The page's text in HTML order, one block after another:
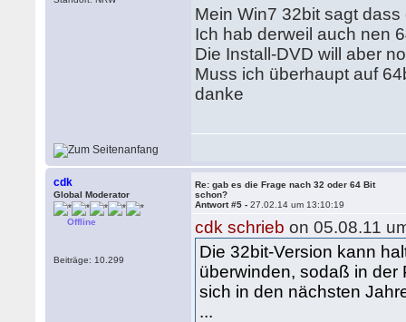
Mein Win7 32bit sagt dass
Ich hab derweil auch nen
Die Install-DVD will aber
Muss ich überhaupt auf
danke
cdk
Global Moderator
Offline
Beiträge: 10.299
Re: gab es die Frage nach 32 oder 64 Bit
schon?
Antwort #5 -27.02.14 um 13:10:19
cdk schrieb on 05.08.11
Die 32bit-Version kann
überwinden, sodaß in der
sich in den nächsten
...